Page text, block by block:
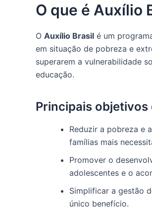
O que é Auxílio
O Auxílio Brasil é um
em situação de pobreza e
superarem a vulnerabilidade
educação.
Principais objetivos
Reduzir a pobreza e
famílias mais
Promover o
adolescentes e o
Simplificar a gestão
único benefício.